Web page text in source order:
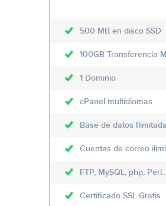
500 MB en disco SSD
100GB Transferencia
1 Dominio
cPanel multidiomas
Base de datos
Cuentas de correo
FTP, MySQL, php,
Certificado SSL Gratis